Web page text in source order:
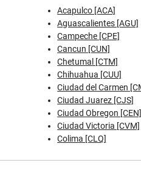
Acapulco [ACA]
Aguascalientes [AGU]
Campeche [CPE]
Cancun [CUN]
Chetumal [CTM]
Chihuahua [CUU]
Ciudad del Carmen
Ciudad Juarez [CJS]
Ciudad Obregon [CEN]
Ciudad Victoria [CVM]
Colima [CLQ]